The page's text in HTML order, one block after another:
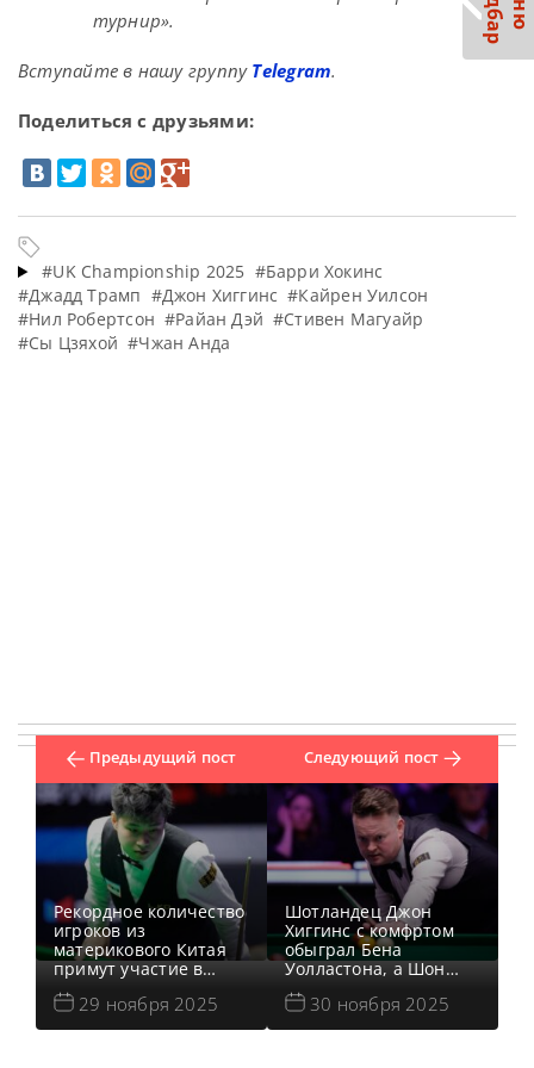
турнир».
Вступайте в нашу группу Telegram.
Поделиться с друзьями:
#UK Championship 2025 #Барри Хокинс
#Джадд Трамп #Джон Хиггинс #Кайрен Уилсон
#Нил Робертсон #Райан Дэй #Стивен Магуайр
#Сы Цзяхой #Чжан Анда
Предыдущий пост
Рекордное количество
игроков из
материкового Китая
примут участие в
основных этапах
Чемпионата
Великобритании 2025
29 ноября 2025
Следующий пост
Шотландец Джон
Хиггинс с комфртом
обыграл Бена
Уолластона, а Шон
Мерфи одержал
легкую победу над
Люй Хаотянем в 1/16
30 ноября 2025